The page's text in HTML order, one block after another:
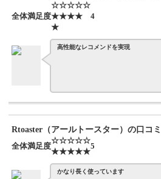
全体満足度
☆☆☆☆☆
★★★★
4
高性能なレコメンドを実現
Rtoaster（アールトースター）の口コミ
全体満足度
☆☆☆☆☆
★★★★★
5
かなり長く使っています